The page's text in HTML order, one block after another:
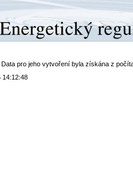
pro jeho vytvoření byla získána z
14:12:48